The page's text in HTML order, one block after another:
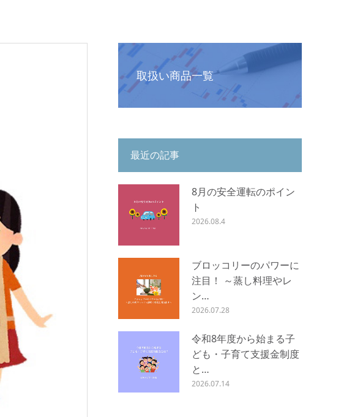
取扱い商品一覧
最近の記事
8月の安全運転のポイン
ト
2026.08.4
ブロッコリーのパワーに
注目！ ～蒸し料理やレ
ン…
2026.07.28
令和8年度から始まる子
ども・子育て支援金制度
と…
2026.07.14